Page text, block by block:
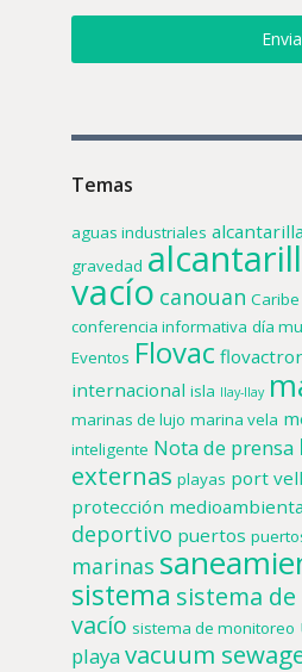
Temas
aguas industriales
gravedad
vacío canouan Caribe
conferencia informativa día
Eventos Flovac
internacional isla llay-llay
marinas de lujo marina vela
inteligente Nota de prensa
externas playas port vell
protección
deportivo puertos
marinas
sistema sistema
vacío sistema de monitoreo
playavacuum